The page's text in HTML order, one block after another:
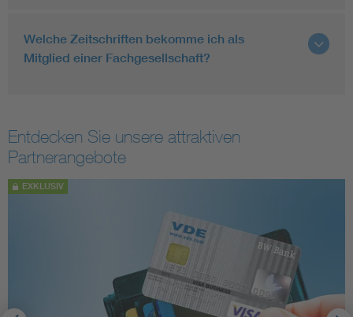
Welche Zeitschriften bekomme ich als
Mitglied einer Fachgesellschaft?
Entdecken Sie unsere attraktiven
Partnerangebote
EXKLUSIV